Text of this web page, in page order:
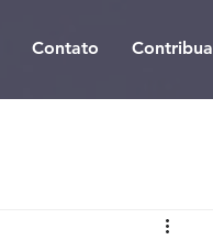
Contato Contribua